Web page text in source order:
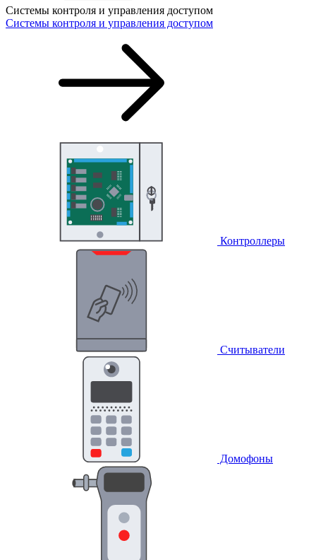
Системы контроля и управления доступом
Системы контроля и управления доступом
Контроллеры
Считыватели
Домофоны